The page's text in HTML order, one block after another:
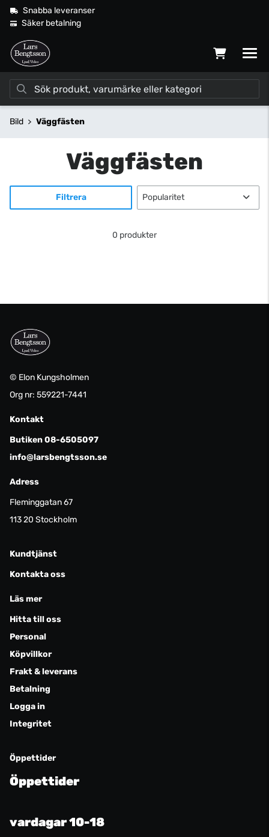
Snabba leveranser
Säker betalning
Bild Väggfästen
Väggfästen
Filtrera
0 produkter
© Elon Kungsholmen
Org nr: 559221-7441
Kontakt
Butiken 08-6505097
info@larsbengtsson.se
Adress
Fleminggatan 67
113 20 Stockholm
Kundtjänst
Kontakta oss
Läs mer
Hitta till oss
Personal
Köpvillkor
Frakt & leverans
Betalning
Logga in
Integritet
Öppettider
Öppettider
vardagar 10-18